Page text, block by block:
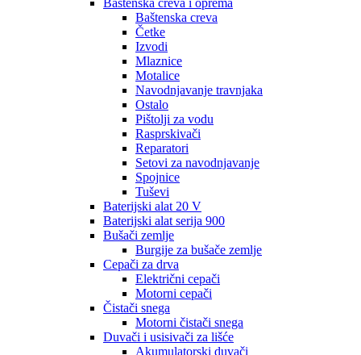
Baštenska creva i oprema
Baštenska creva
Četke
Izvodi
Mlaznice
Motalice
Navodnjavanje travnjaka
Ostalo
Pištolji za vodu
Rasprskivači
Reparatori
Setovi za navodnjavanje
Spojnice
Tuševi
Baterijski alat 20 V
Baterijski alat serija 900
Bušači zemlje
Burgije za bušače zemlje
Cepači za drva
Električni cepači
Motorni cepači
Čistači snega
Motorni čistači snega
Duvači i usisivači za lišće
Akumulatorski duvači